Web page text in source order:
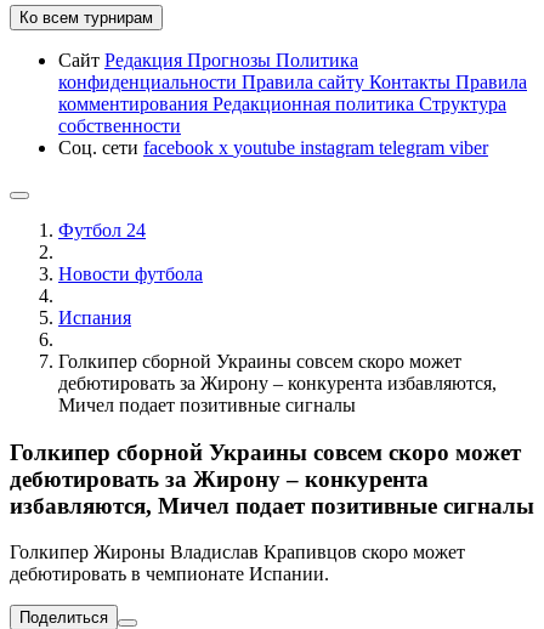
Ко всем турнирам
Сайт Редакция Прогнозы Политика
конфиденциальности Правила сайту Контакты Правила
комментирования Редакционная политика Структура
собственности
Соц. сети facebook x youtube instagram telegram viber
Футбол 24
Новости футбола
Испания
Голкипер сборной Украины совсем скоро может
дебютировать за Жирону – конкурента избавляются,
Мичел подает позитивные сигналы
Голкипер сборной Украины совсем скоро может
дебютировать за Жирону – конкурента
избавляются, Мичел подает позитивные сигналы
Голкипер Жироны Владислав Крапивцов скоро может
дебютировать в чемпионате Испании.
Поделиться